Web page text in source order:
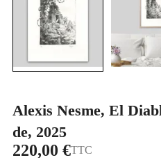
Alexis Nesme, El
de, 2025
220,00 €TTC